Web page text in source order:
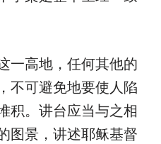
一高地，任何其他的
不可避免地要使人陷
积。讲台应当与之相
图景，讲述耶稣基督